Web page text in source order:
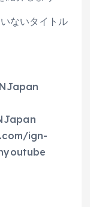
ないタイトル
ign-